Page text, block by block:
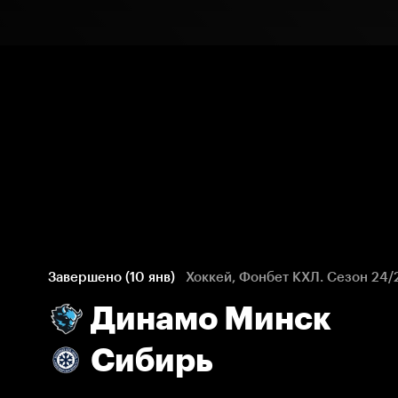
Завершено (10 янв) Хоккей, Фонбет КХЛ. Сезон 24/
Динамо Минск
Сибирь